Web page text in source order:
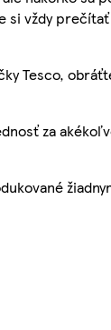
si vždy
Tesco,
za